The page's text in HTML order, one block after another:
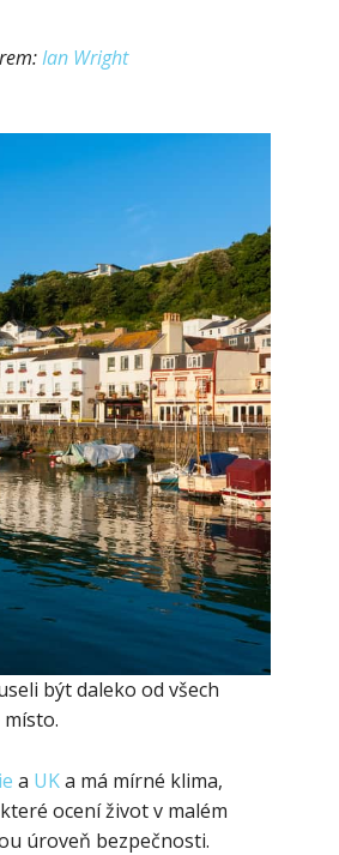
Ian Wright
být daleko od všech
a UKa má mírné klima,
ocení život v malém
úroveň bezpečnosti.